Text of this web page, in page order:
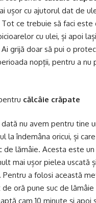
ușor cu ajutorul dat de
ce trebuie să faci este
cu ulei, și apoi
grijă doar să pui o
nopții, pentru a nu
călcâie crăpate
nu avem pentru tine
la îndemâna oricui, și
de lămâie. Acesta este
mai ușor pielea uscată
Pentru a folosi această
oră pune suc de lămâie
cam 10 minute și apoi